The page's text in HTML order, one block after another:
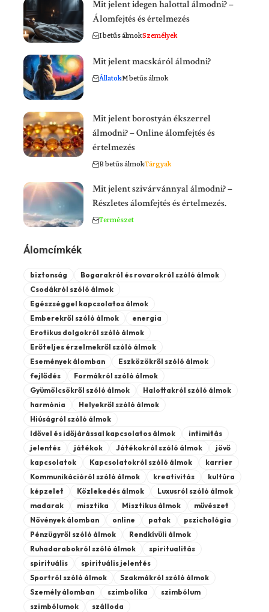
Mit jelent idegen halottal álmodni? –
Álomfejtés és értelmezés
I betűs álmokSzemélyek
Mit jelent macskáról álmodni?
ÁllatokM betűs álmok
Mit jelent borostyán ékszerrel
álmodni? – Online álomfejtés és
értelmezés
B betűs álmokTárgyak
Mit jelent szivárvánnyal álmodni? –
Részletes álomfejtés és értelmezés.
Természet
Álomcímkék
biztonság
Bogarakról és rovarokról szóló álmok
Csodákról szóló álmok
Egészséggel kapcsolatos álmok
Emberekről szóló álmok
energia
Erotikus dolgokról szóló álmok
Erőteljes érzelmekről szóló álmok
Események álomban
Eszközökről szóló álmok
fejlődés
Formákról szóló álmok
Gyümölcsökről szóló álmok
Halottakról szóló álmok
harmónia
Helyekről szóló álmok
Hiúságról szóló álmok
Idővel és időjárással kapcsolatos álmok
intimitás
jelentés
játékok Játékokról szóló álmok
jövő
kapcsolatok
Kapcsolatokról szóló álmok
karrier
Kommunikációról szóló álmok
kreativitás
kultúra
képzelet
Közlekedés álmok
Luxusról szóló álmok
madarak
misztika Misztikus álmok
művészet
Növények álomban
online patak
pszichológia
Pénzügyről szóló álmok
Rendkívüli álmok
Ruhadarabokról szóló álmok
spiritualitás
spirituális
spirituális jelentés
Sportról szóló álmok
Szakmákról szóló álmok
Személy álomban
szimbolika
szimbólum
szimbólumok
szálloda